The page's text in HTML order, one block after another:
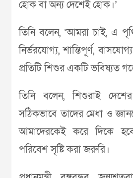
হোক বা অন্য দেশেই হোক।’
তিনি বলেন, ‘আমরা চাই, এ
নির্ভরযোগ্য, শান্তিপূর্ণ,
প্রতিটি শিশুর একটি ভবিষ্যত
তিনি বলেন, শিশুরাই
সঠিকভাবে তাদের মেধা ও
আমাদেরকেই করে দিকে
পরিবেশ সৃষ্টি করা জরুরি।